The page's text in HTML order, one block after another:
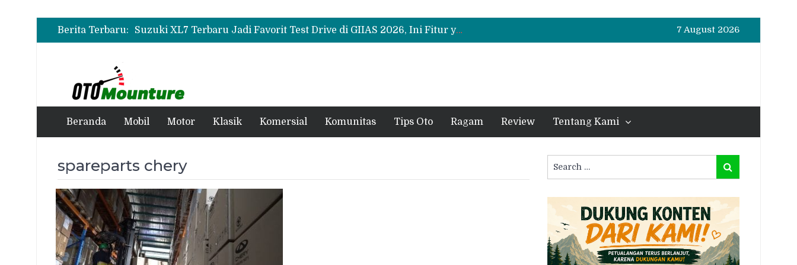
Berita Terbaru:
Promo Servis Mitsubishi Agustus 2026, Ada Diskon ESP dan Bodi & Cat Kilau Merdeka
Suzuki XL7 Terbaru Jadi Favorit Test Drive di GIIAS 2026, Ini Fitur yang Paling Dipuji
Bukan Cuma Layar 14,6 Inci, Ini Fitur Pintar Changan Nevo Q05 yang Dibanderol Rp309 Juta
7 August 2026
Beranda Mobil Motor Klasik Komersial Komunitas Tips Oto Ragam Review Tentang Kami
spareparts chery
for:
Search